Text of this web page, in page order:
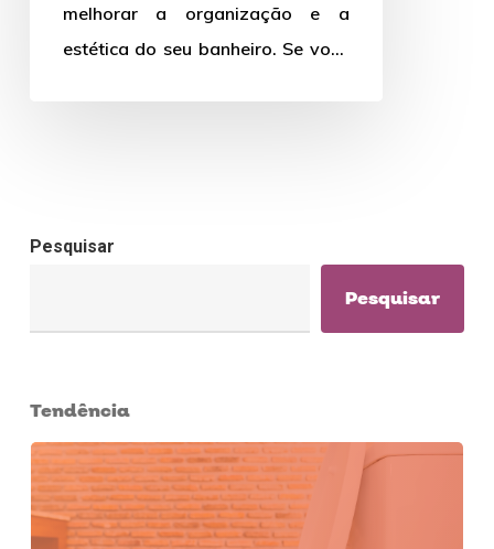
melhorar a organização e a
estética do seu banheiro. Se você
Pesquisar
Pesquisar
Tendência